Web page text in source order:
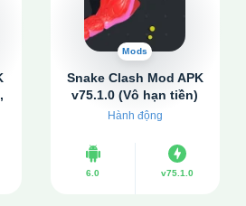
Mods
Snake Clash Mod APK
v75.1.0 (Vô hạn tiền)
Hành động
6.0 v75.1.0